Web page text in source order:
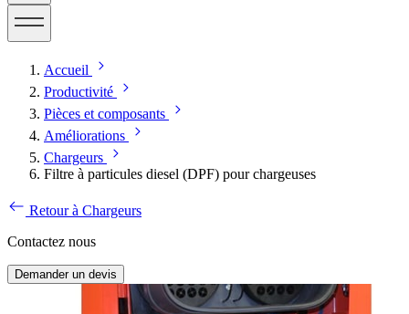
Accueil
Productivité
Pièces et composants
Améliorations
Chargeurs
Filtre à particules diesel (DPF) pour chargeuses
Retour à Chargeurs
Contactez nous
Demander un devis